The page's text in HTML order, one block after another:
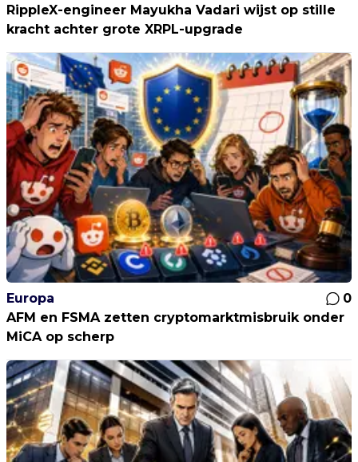
RippleX-engineer Mayukha Vadari wijst op stille
kracht achter grote XRPL-upgrade
Europa
0
AFM en FSMA zetten cryptomarktmisbruik onder
MiCA op scherp